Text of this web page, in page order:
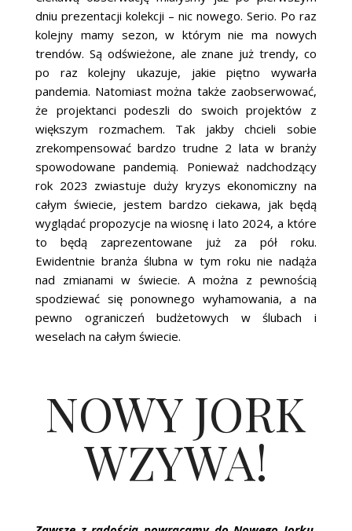
dniu prezentacji kolekcji – nic nowego. Serio. Po raz
kolejny mamy sezon, w którym nie ma nowych
trendów. Są odświeżone, ale znane już trendy, co
po raz kolejny ukazuje, jakie piętno wywarła
pandemia. Natomiast można także zaobserwować,
że projektanci podeszli do swoich projektów z
większym rozmachem. Tak jakby chcieli sobie
zrekompensować bardzo trudne 2 lata w branży
spowodowane pandemią. Ponieważ nadchodzący
rok 2023 zwiastuje duży kryzys ekonomiczny na
całym świecie, jestem bardzo ciekawa, jak będą
wyglądać propozycje na wiosnę i lato 2024, a które
to będą zaprezentowane już za pół roku.
Ewidentnie branża ślubna w tym roku nie nadąża
nad zmianami w świecie. A można z pewnością
spodziewać się ponownego wyhamowania, a na
pewno ograniczeń budżetowych w ślubach i
weselach na całym świecie.
NOWY JORK
WZYWA!